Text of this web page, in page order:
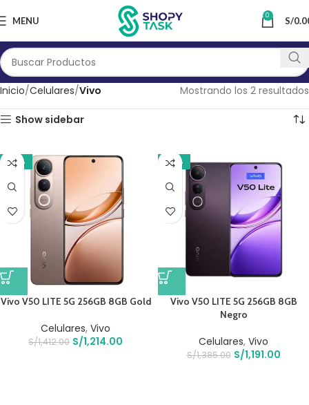
MENU 0 S/
Inicio Celulares Vivo Mostrando los 2 resultados
Show sidebar
-14%
Vivo V50 LITE 5G 256GB 8GB Gold
Celulares, Vivo
S/1,412.00 S/1,214.00
-14%
Vivo V50 LITE 5G 256GB 8GB
Negro
Celulares, Vivo
S/1,385.00 S/1,191.00